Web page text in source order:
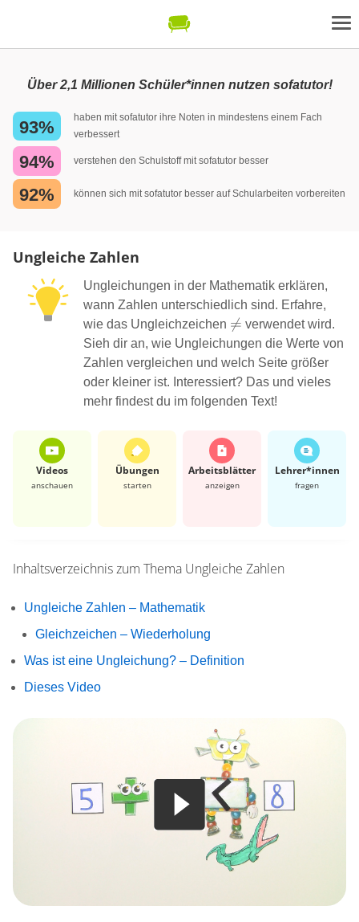
Über 2,1 Millionen Schüler*innen nutzen sofatutor!
93%
haben mit sofatutor ihre Noten in mindestens einem Fach
verbessert
94% verstehen den Schulstoff mit sofatutor besser
92% können sich mit sofatutor besser auf Schularbeiten vorbereiten
Ungleiche Zahlen
Ungleichungen in der Mathematik erklären,
wann Zahlen unterschiedlich sind. Erfahre,
wie das Ungleichzeichen \neq

= verwendet wird.
Sieh dir an, wie Ungleichungen die Werte von
Zahlen vergleichen und welch Seite größer
oder kleiner ist. Interessiert? Das und vieles
mehr findest du im folgenden Text!
Videos
anschauen
Übungen
starten
Arbeits­blätter
anzeigen
Lehrer*​innen
fragen
Inhaltsverzeichnis zum Thema Ungleiche Zahlen
Ungleiche Zahlen – Mathematik
Gleichzeichen – Wiederholung
Was ist eine Ungleichung? – Definition
Dieses Video